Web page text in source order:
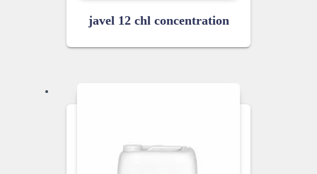
javel 12 chl concentration